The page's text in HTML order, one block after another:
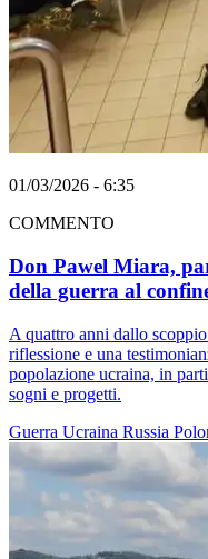
01/03/2026 - 6:35
COMMENTO
Don Pawel Miara,
della guerra al
A quattro anni dallo
riflessione e una
popolazione ucraina, in
sogni e progetti.
Guerra Ucraina Russia